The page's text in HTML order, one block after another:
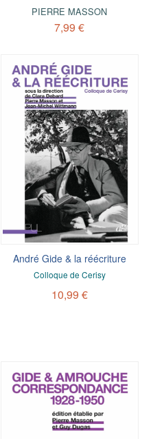
PIERRE MASSON
7,99 €
André Gide & la réécriture
Colloque de Cerisy
10,99 €